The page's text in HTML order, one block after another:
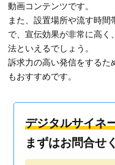
動画コンテンツです。
また、設置場所や流す時
で、宣伝効果が非常に高く
法といえるでしょう。
訴求力の高い発信をするた
もおすすめです。
デジタルサイネ
まずはお問合せ